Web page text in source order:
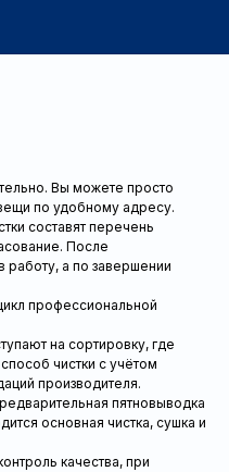
Вы можете просто
по удобному адресу.
составят перечень
После
работу, а по завершении
профессиональной
на сортировку, где
чистки с учётом
производителя.
пятновыводка
основная чистка, сушка и
качества, при